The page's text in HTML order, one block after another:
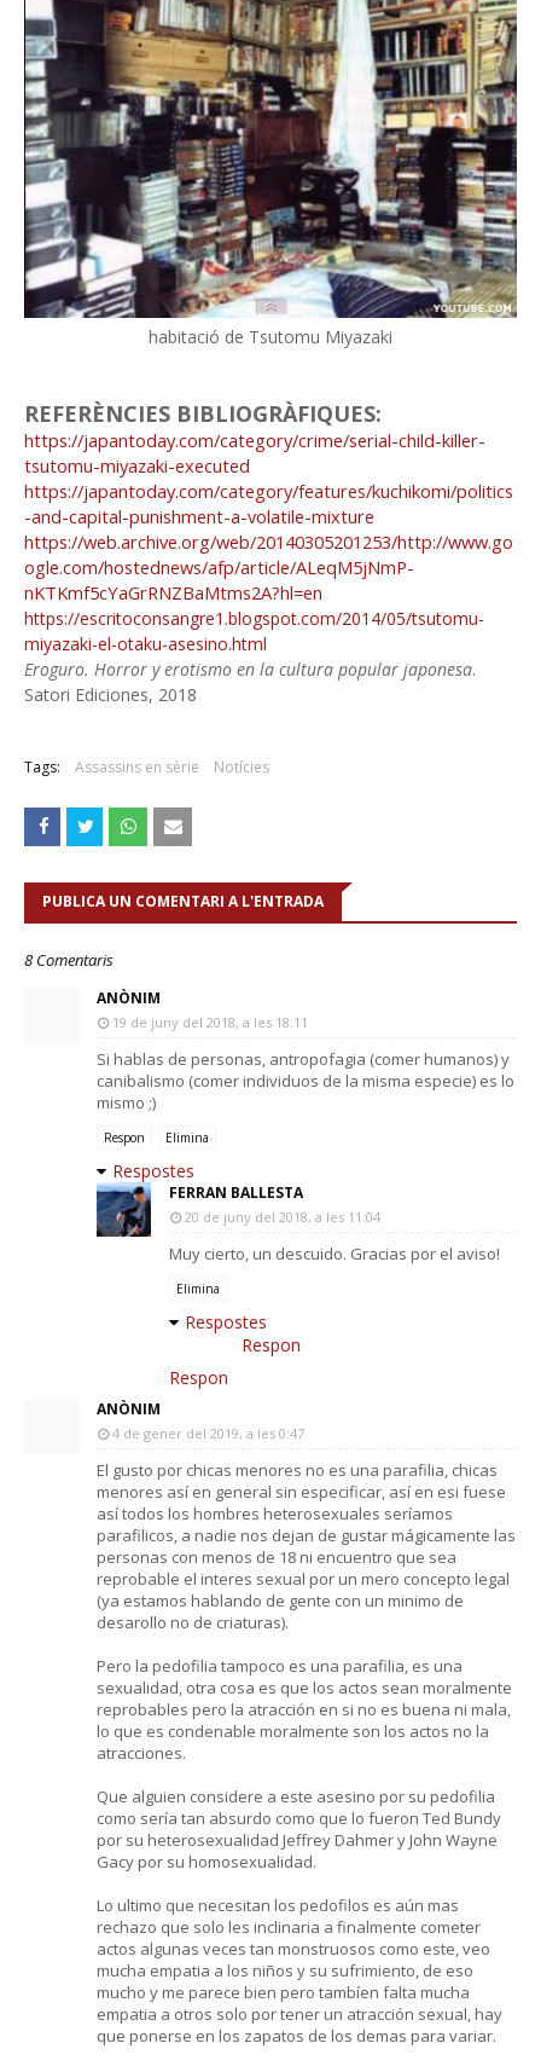
habitació de Tsutomu Miyazaki
REFERÈNCIES BIBLIOGRÀFIQUES:
https://japantoday.com/category/crime/serial-child-killer-
tsutomu-miyazaki-executed
https://japantoday.com/category/features/kuchikomi/politics
-and-capital-punishment-a-volatile-mixture
https://web.archive.org/web/20140305201253/http://www.go
ogle.com/hostednews/afp/article/ALeqM5jNmP-
nKTKmf5cYaGrRNZBaMtms2A?hl=en
https://escritoconsangre1.blogspot.com/2014/05/tsutomu-
miyazaki-el-otaku-asesino.html
Eroguro. Horror y erotismo en la cultura popular japonesa.
Satori Ediciones, 2018
Tags: Assassins en sèrie Notícies
PUBLICA UN COMENTARI A L'ENTRADA
8 Comentaris
ANÒNIM
19 de juny del 2018, a les 18:11
Si hablas de personas, antropofagia (comer humanos) y
canibalismo (comer individuos de la misma especie) es lo
mismo ;)
Respon Elimina
Respostes
FERRAN BALLESTA
20 de juny del 2018, a les 11:04
Muy cierto, un descuido. Gracias por el aviso!
Elimina
Respostes
Respon
Respon
ANÒNIM
4 de gener del 2019, a les 0:47
El gusto por chicas menores no es una parafilia, chicas
menores así en general sin especificar, así en esi fuese
así todos los hombres heterosexuales seríamos
parafilicos, a nadie nos dejan de gustar mágicamente las
personas con menos de 18 ni encuentro que sea
reprobable el interes sexual por un mero concepto legal
(ya estamos hablando de gente con un minimo de
desarollo no de criaturas).
Pero la pedofilia tampoco es una parafilia, es una
sexualidad, otra cosa es que los actos sean moralmente
reprobables pero la atracción en si no es buena ni mala,
lo que es condenable moralmente son los actos no la
atracciones.
Que alguien considere a este asesino por su pedofilia
como sería tan absurdo como que lo fueron Ted Bundy
por su heterosexualidad Jeffrey Dahmer y John Wayne
Gacy por su homosexualidad.
Lo ultimo que necesitan los pedofilos es aún mas
rechazo que solo les inclinaria a finalmente cometer
actos algunas veces tan monstruosos como este, veo
mucha empatia a los niños y su sufrimiento, de eso
mucho y me parece bien pero tambíen falta mucha
empatia a otros solo por tener un atracción sexual, hay
que ponerse en los zapatos de los demas para variar.